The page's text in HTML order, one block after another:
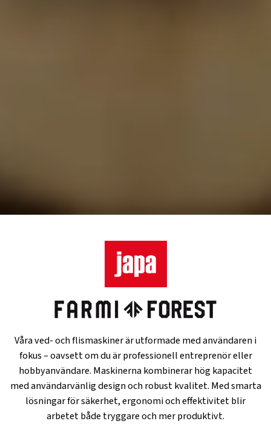
Våra ved- och flismaskiner är utformade med användaren i
fokus – oavsett om du är professionell entreprenör eller
hobbyanvändare. Maskinerna kombinerar hög kapacitet
med användarvänlig design och robust kvalitet. Med smarta
lösningar för säkerhet, ergonomi och effektivitet blir
arbetet både tryggare och mer produktivt.